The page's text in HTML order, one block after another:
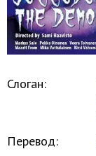
Слоган:
Перевод: